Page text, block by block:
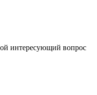
интересующий вопрос